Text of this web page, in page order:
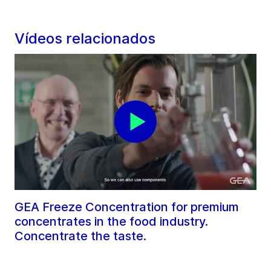
Vídeos relacionados
GEA Freeze Concentration for premium
concentrates in the food industry.
Concentrate the taste.